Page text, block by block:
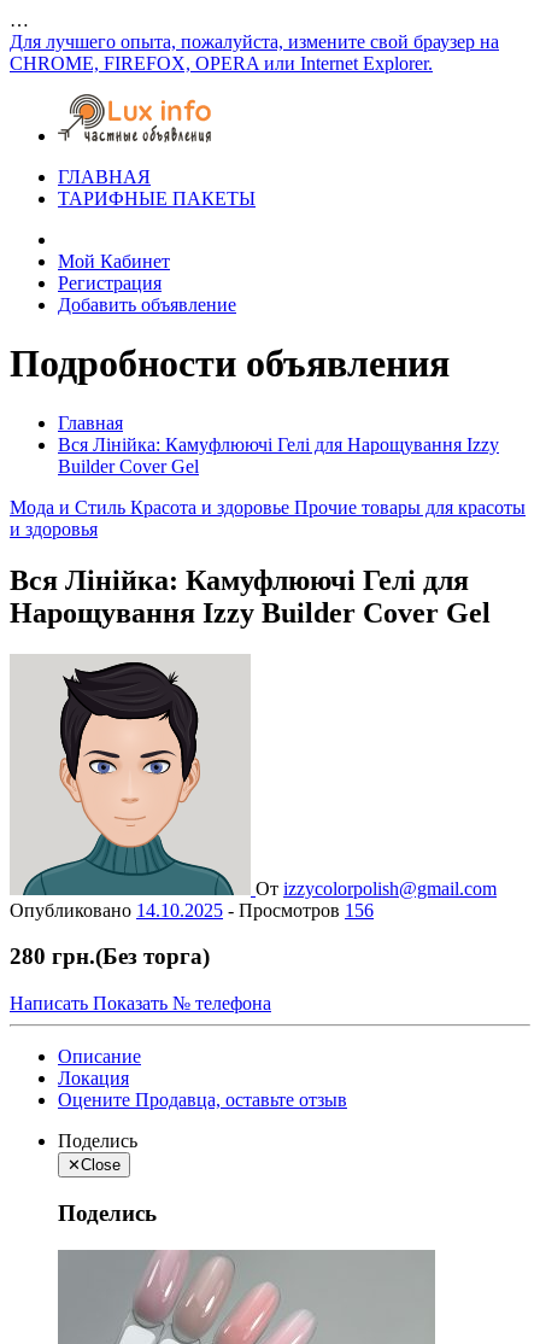
…
Для лучшего опыта, пожалуйста, измените свой браузер на
CHROME, FIREFOX, OPERA или Internet Explorer.
ГЛАВНАЯ
ТАРИФНЫЕ ПАКЕТЫ
Мой Кабинет
Регистрация
Добавить объявление
Подробности объявления
Главная
Вся Лінійка: Камуфлюючі Гелі для Нарощування Izzy
Builder Cover Gel
Мода и Стиль Красота и здоровье Прочие товары для красоты
и здоровья
Вся Лінійка: Камуфлюючі Гелі для
Нарощування Izzy Builder Cover Gel
От izzycolorpolish@gmail.com
Опубликовано 14.10.2025 - Просмотров 156
280 грн.(Без торга)
Написать Показать № телефона
Описание
Локация
Оцените Продавца, оставьте отзыв
Поделись
✕Close
Поделись